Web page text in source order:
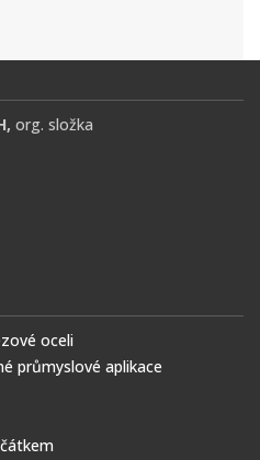
org. složka
oceli
průmyslové aplikace